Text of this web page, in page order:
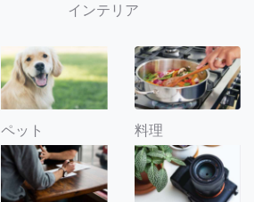
インテリア
ペット 料理